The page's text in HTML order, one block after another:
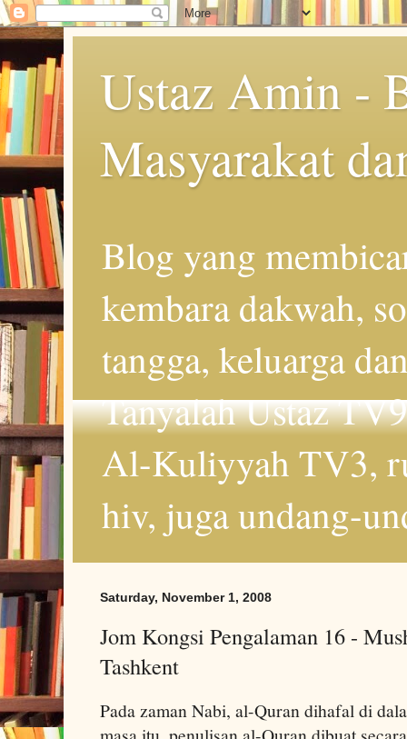
Ustaz Amin -
Masyarakat
Blog yang
kembara dakwah,
tangga, keluarga
Tanyalah Ustaz
Al-Kuliyyah TV3,
hiv, juga undang-
Saturday, November 1, 2008
Jom Kongsi Pengalaman 16 -
Tashkent
Pada zaman Nabi, al-Quran dihafal di